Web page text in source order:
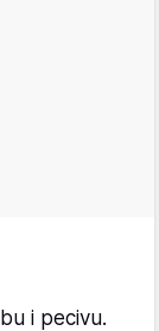
i pecivu.